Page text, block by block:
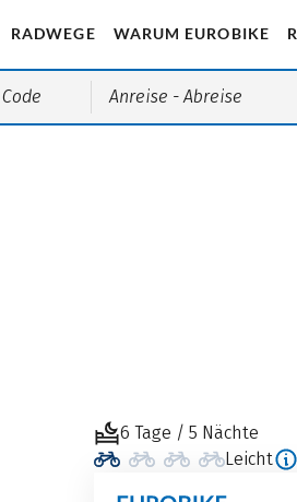
RADWEGE WARUM EUROBIKE
Anreise - Abreise
6 Tage / 5 Nächte
Leicht